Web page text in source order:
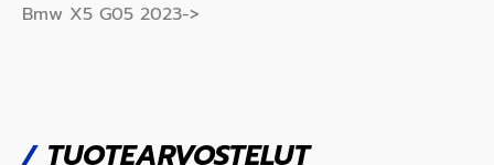
Bmw X5 G05 2023->
/TUOTEARVOSTELUT